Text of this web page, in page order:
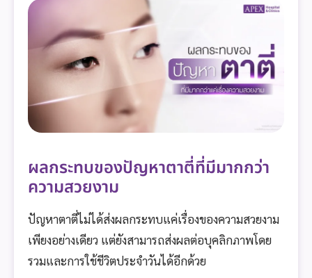
ผลกระทบของปัญหาตาตี่ที่มีมากกว่า
ความสวยงาม
ปัญหาตาตี่ไม่ได้ส่งผลกระทบแค่เรื่องของความสวยงาม
เพียงอย่างเดียว แต่ยังสามารถส่งผลต่อบุคลิกภาพโดย
รวมและการใช้ชีวิตประจำวันได้อีกด้วย